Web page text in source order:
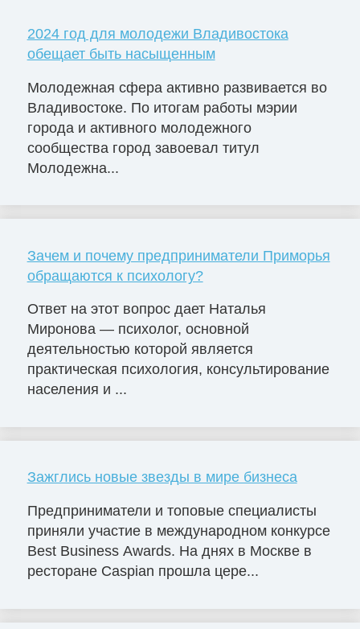
2024 год для молодежи Владивостока
обещает быть насыщенным
Молодежная сфера активно развивается во
Владивостоке. По итогам работы мэрии
города и активного молодежного
сообщества город завоевал титул
Молодежна...
Зачем и почему предприниматели Приморья
обращаются к психологу?
Ответ на этот вопрос дает Наталья
Миронова — психолог, основной
деятельностью которой является
практическая психология, консультирование
населения и ...
Зажглись новые звезды в мире бизнеса
Предприниматели и топовые специалисты
приняли участие в международном конкурсе
Best Business Awards. На днях в Москве в
ресторане Caspian прошла цере...